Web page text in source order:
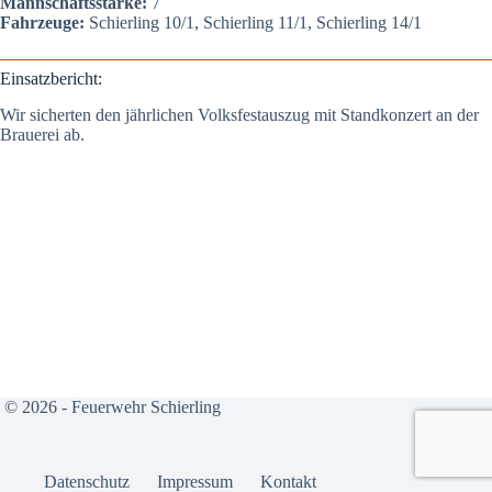
Fahr­zeu­ge: Schier­ling 10/1, Schier­ling 11/1, Schier­ling 14/1
Ein­satz­be­richt:
Wir sicher­ten den jähr­li­chen Volks­fest­aus­zug mit Stand­kon­zert an der
Braue­rei ab.
© 2026 - Feuerwehr Schierling
Daten­schutz Impres­sum Kon­takt